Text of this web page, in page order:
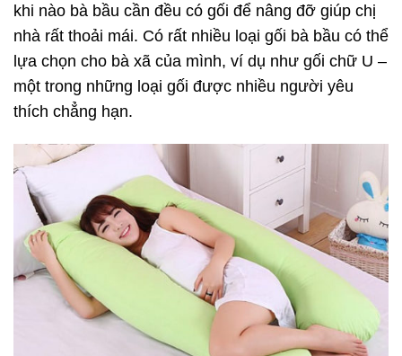
khi nào bà bầu cần đều có gối để nâng đỡ giúp chị
nhà rất thoải mái. Có rất nhiều loại gối bà bầu có thể
lựa chọn cho bà xã của mình, ví dụ như gối chữ U –
một trong những loại gối được nhiều người yêu
thích chẳng hạn.